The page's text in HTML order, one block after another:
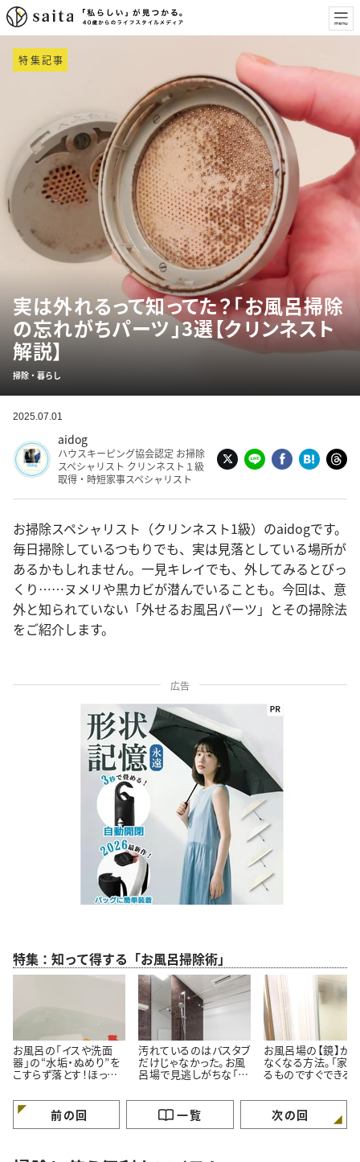
特集記事
実は外れるって知ってた？「お風呂掃除
の忘れがちパーツ」3選【クリンネスト
解説】
掃除・暮らし
2025.07.01
aidog
ハウスキーピング協会認定 お掃除
スペシャリスト クリンネスト１級
取得・時短家事スペシャリスト
お掃除スペシャリスト（クリンネスト1級）のaidogです。
毎日掃除しているつもりでも、実は見落としている場所が
あるかもしれません。一見キレイでも、外してみるとびっ
くり……ヌメリや黒カビが潜んでいることも。今回は、意
外と知られていない「外せるお風呂パーツ」とその掃除法
をご紹介します。
広告
特集：知って得する「お風呂掃除術」
お風呂の「イスや洗面
器」の“水垢・ぬめり”を
こすらず落とす！ほった
汚れているのはバスタブ
だけじゃなかった。お風
呂場で見逃しがちな「意
所」とは
お風呂場の【鏡】が
なくなる方法。「家
るものですぐできる！
いんだ…」
前の回 一覧 次の回